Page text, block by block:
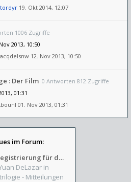
19. Okt 2014, 12:07
1006 Zugriffe
2013, 10:50
12. Nov 2013, 10:50
: Der Film 0 Antworten 812 Zugriffe
01:31
01. Nov 2013, 01:31
im Forum:
Benutzerregistrierung für das SchickHD-/SchweifHD-Forum gesperrt
DeLazar in
- Mitteilungen